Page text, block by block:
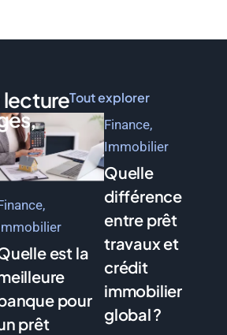
lectureTout explorer
est la
pour
prêt
Finance
Immobilier
Quelle
différence
entre prêt
travaux et
crédit
immobilier
global ?